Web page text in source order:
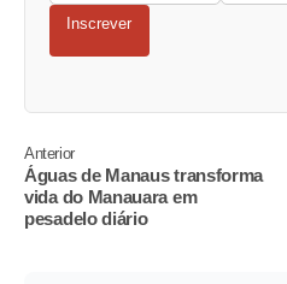
Inscrever
Anterior
Águas de Manaus transforma
vida do Manauara em
pesadelo diário